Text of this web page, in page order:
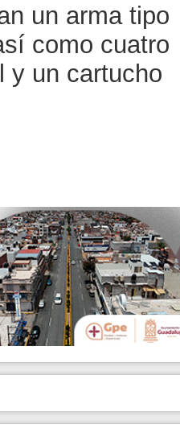
un arma tipo
como cuatro
y un cartucho